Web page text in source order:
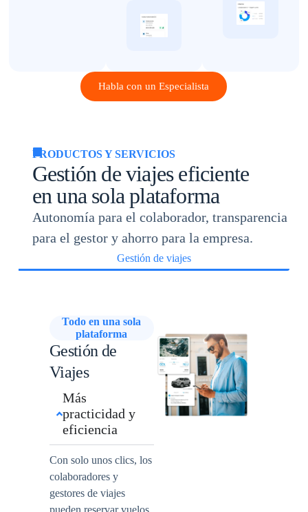
Habla con un Especialista
PRODUCTOS Y SERVICIOS
Gestión de viajes eficiente
en una sola plataforma
Autonomía para el colaborador, transparencia
para el gestor y ahorro para la empresa.
Gestión de viajes
Todo en una sola
plataforma
Gestión de
Viajes
Más
practicidad y
eficiencia
Con solo unos clics, los
colaboradores y
gestores de viajes
pueden reservar vuelos,